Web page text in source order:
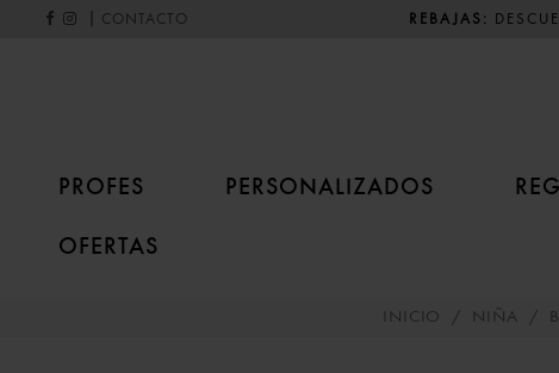
CONTACTO REBAJAS:
PROFES PERSONALIZADOS
OFERTAS
INICIO / NIÑA /